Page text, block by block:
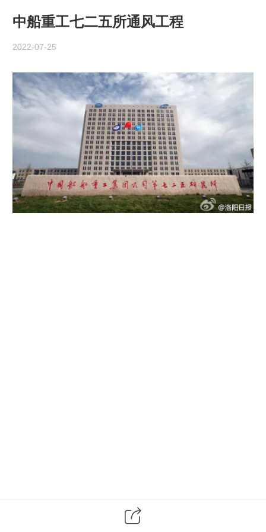
中船重工七二五所通风工程
2022-07-25